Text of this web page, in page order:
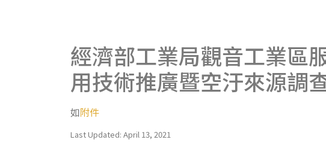
經濟部工業局觀音工業區
用技術推廣暨空汙來源調
如附件
Last Updated: April 13, 2021